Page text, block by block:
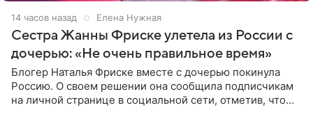
14 часов назад Елена Нужная
Сестра Жанны Фриске улетела из России с
дочерью: «Не очень правильное время»
Блогер Наталья Фриске вместе с дочерью покинула
Россию. О своем решении она сообщила подписчикам
на личной странице в социальной сети, отметив, что